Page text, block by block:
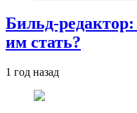
Бильд-
им стать?
1 год назад